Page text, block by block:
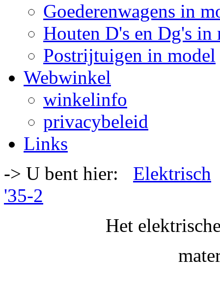
Goederenwagens in
Houten D's en Dg's in
Postrijtuigen in model
Webwinkel
winkelinfo
privacybeleid
Links
-> U bent hier: Elektrisch
'35-2
Het